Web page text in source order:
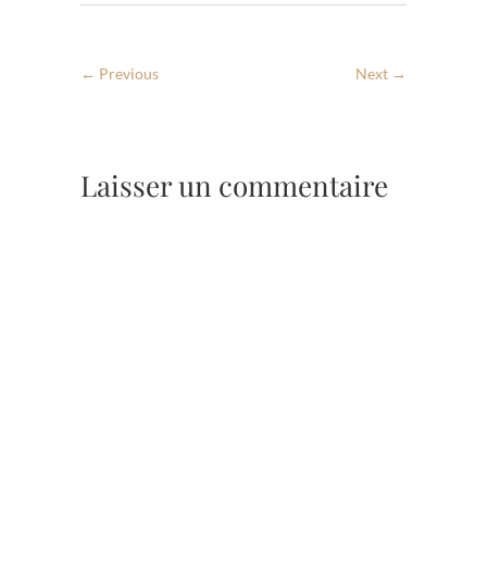
← Previous Next →
Laisser un commentaire